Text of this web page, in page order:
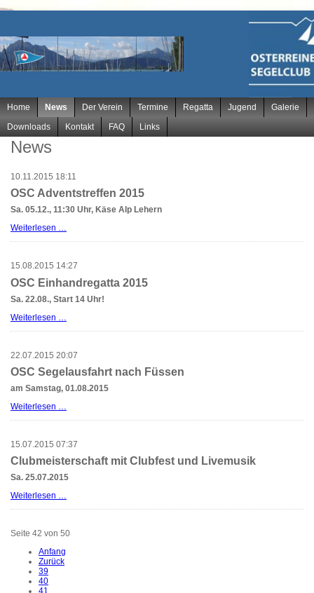
Navigation
überspringen
Home News Der Verein Termine Regatta Jugend
Galerie
Downloads
Kontakt FAQ Links
News
10.11.2015 18:11
OSC Adventstreffen 2015
Sa. 05.12., 11:30 Uhr, Käse Alp Lehern
Weiterlesen …
15.08.2015 14:27
OSC Einhandregatta 2015
Sa. 22.08., Start 14 Uhr!
Weiterlesen …
22.07.2015 20:07
OSC Segelausfahrt nach Füssen
am Samstag, 01.08.2015
Weiterlesen …
15.07.2015 07:37
Clubmeisterschaft mit Clubfest und Livemusik
Sa. 25.07.2015
Weiterlesen …
Livemusik
Seite 42 von 50
Anfang
Zurück
39
40
41